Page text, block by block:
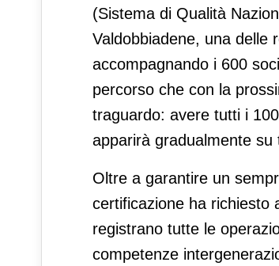
(Sistema di Qualità
Valdobbiadene, una delle
accompagnando i 600
percorso che con la
traguardo: avere tutti i
apparirà gradualmente su
Oltre a garantire un
certificazione ha richiesto
registrano tutte le
competenze